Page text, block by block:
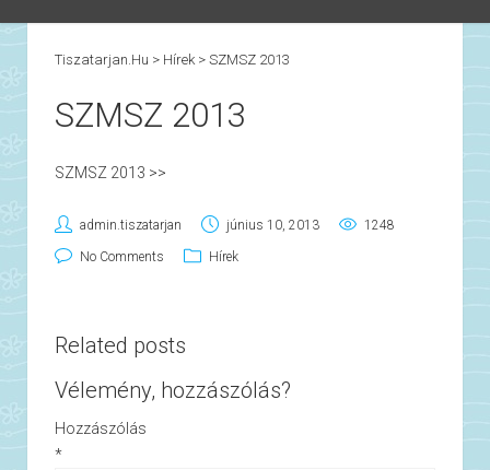
Tiszatarjan.hu > Hírek> SZMSZ 2013
SZMSZ 2013
SZMSZ 2013 >>
admin.tiszatarjan június 10, 2013 1248
No Comments Hírek
Related posts
Vélemény, hozzászólás?
Hozzászólás
*